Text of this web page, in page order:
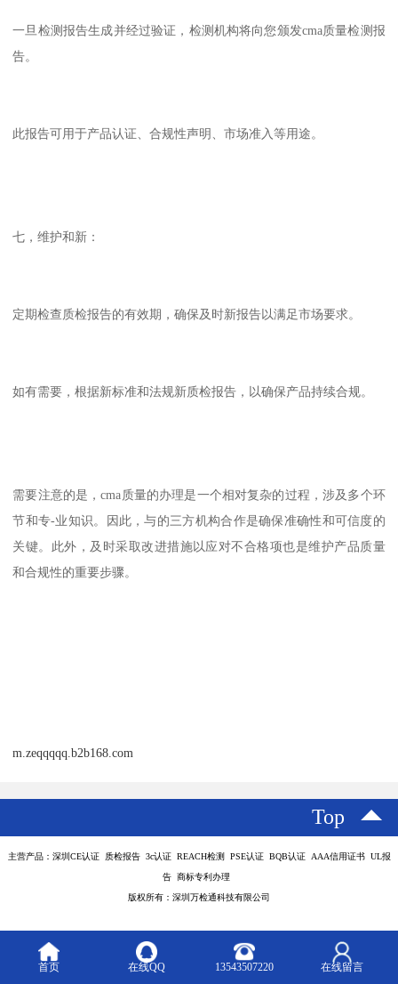
一旦检测报告生成并经过验证，检测机构将向您颁发cma质量检测报
告。
此报告可用于产品认证、合规性声明、市场准入等用途。
七，维护和新：
定期检查质检报告的有效期，确保及时新报告以满足市场要求。
如有需要，根据新标准和法规新质检报告，以确保产品持续合规。
需要注意的是，cma质量的办理是一个相对复杂的过程，涉及多个环
节和专-业知识。因此，与的三方机构合作是确保准确性和可信度的
关键。此外，及时采取改进措施以应对不合格项也是维护产品质量
和合规性的重要步骤。
m.zeqqqqq.b2b168.com
Top
主营产品：深圳CE认证 质检报告 3c认证 REACH检测 PSE认证 BQB认证 AAA信用证书 UL报
告 商标专利办理
版权所有：深圳万检通科技有限公司
首页 在线QQ 13543507220 在线留言